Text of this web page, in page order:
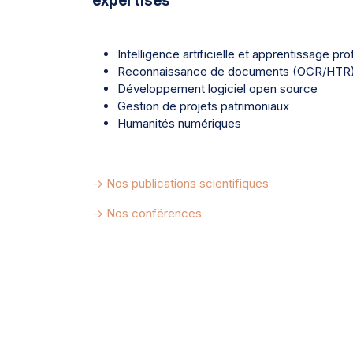
Intelligence artificielle et apprentissage
Reconnaissance de documents (OCR/HTR)
Développement logiciel open source
Gestion de projets patrimoniaux
Humanités numériques
-> Nos publications scientifiques
-> Nos conférences